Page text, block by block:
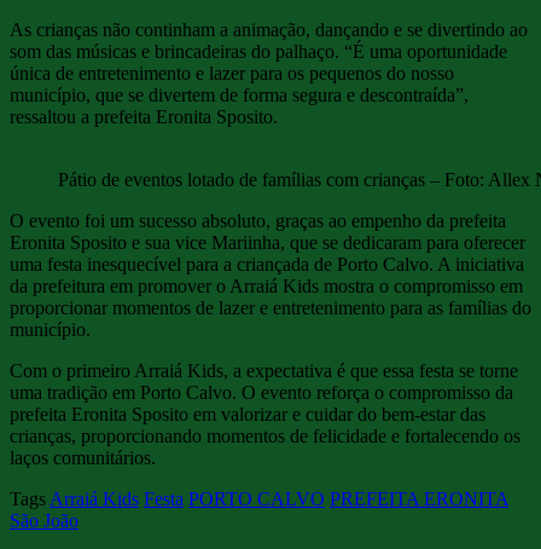
As crianças não continham a animação, dançando e se divertindo ao
som das músicas e brincadeiras do palhaço. “É uma oportunidade
única de entretenimento e lazer para os pequenos do nosso
município, que se divertem de forma segura e descontraída”,
ressaltou a prefeita Eronita Sposito.
Pátio de eventos lotado de famílias com crianças – Foto: Allex
O evento foi um sucesso absoluto, graças ao empenho da prefeita
Eronita Sposito e sua vice Mariinha, que se dedicaram para oferecer
uma festa inesquecível para a criançada de Porto Calvo. A iniciativa
da prefeitura em promover o Arraiá Kids mostra o compromisso em
proporcionar momentos de lazer e entretenimento para as famílias do
município.
Com o primeiro Arraiá Kids, a expectativa é que essa festa se torne
uma tradição em Porto Calvo. O evento reforça o compromisso da
prefeita Eronita Sposito em valorizar e cuidar do bem-estar das
crianças, proporcionando momentos de felicidade e fortalecendo os
laços comunitários.
Tags Arraiá Kids Festa PORTO CALVO PREFEITA ERONITA
São João